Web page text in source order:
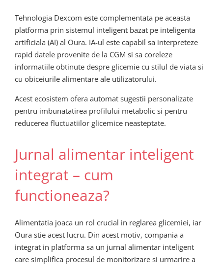
Tehnologia Dexcom este complementata pe aceasta
platforma prin sistemul inteligent bazat pe inteligenta
artificiala (AI) al Oura. IA-ul este capabil sa interpreteze
rapid datele provenite de la CGM si sa coreleze
informatiile obtinute despre glicemie cu stilul de viata si
cu obiceiurile alimentare ale utilizatorului.
Acest ecosistem ofera automat sugestii personalizate
pentru imbunatatirea profilului metabolic si pentru
reducerea fluctuatiilor glicemice neasteptate.
Jurnal alimentar inteligent
integrat – cum
functioneaza?
Alimentatia joaca un rol crucial in reglarea glicemiei, iar
Oura stie acest lucru. Din acest motiv, compania a
integrat in platforma sa un jurnal alimentar inteligent
care simplifica procesul de monitorizare si urmarire a